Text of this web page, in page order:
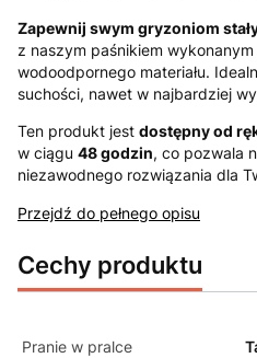
Zapewnij swym gryzoniom
z naszym paśnikiem
wodoodpornego materiału.
suchości, nawet w najbardziej
Ten produkt jest dostępny od
w ciągu 48 godzin, co pozwala
niezawodnego rozwiązania dla
Przejdź do pełnego opisu
Cechy produktu
Pranie w pralce